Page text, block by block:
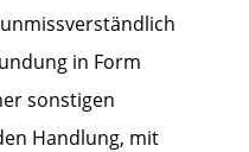
in Form
sonstigen
Handlung, mit